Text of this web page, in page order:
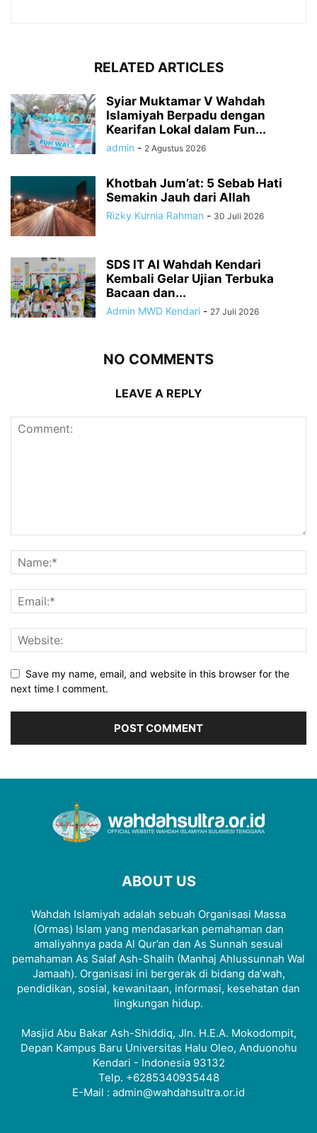
RELATED ARTICLES
Syiar Muktamar V Wahdah
Islamiyah Berpadu dengan
Kearifan Lokal dalam Fun...
admin - 2 Agustus 2026
Khotbah Jum’at: 5 Sebab Hati
Semakin Jauh dari Allah
Rizky Kurnia Rahman - 30 Juli 2026
SDS IT Al Wahdah Kendari
Kembali Gelar Ujian Terbuka
Bacaan dan...
Admin MWD Kendari - 27 Juli 2026
NO COMMENTS
LEAVE A REPLY
Save my name, email, and website in this browser for the
next time I comment.
ABOUT US
Wahdah Islamiyah adalah sebuah Organisasi Massa
(Ormas) Islam yang mendasarkan pemahaman dan
amaliyahnya pada Al Qur’an dan As Sunnah sesuai
pemahaman As Salaf Ash-Shalih (Manhaj Ahlussunnah Wal
Jamaah). Organisasi ini bergerak di bidang da’wah,
pendidikan, sosial, kewanitaan, informasi, kesehatan dan
lingkungan hidup.
Masjid Abu Bakar Ash-Shiddiq, Jln. H.E.A. Mokodompit,
Depan Kampus Baru Universitas Halu Oleo, Anduonohu
Kendari - Indonesia 93132
Telp. +6285340935448
E-Mail : admin@wahdahsultra.or.id